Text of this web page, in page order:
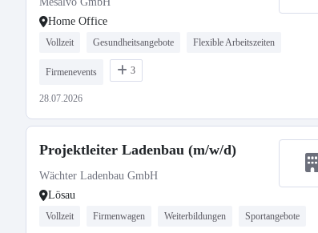
Home Office
Vollzeit Gesundheitsangebote Flexible Arbeitszeiten
Firmenevents 3
28.07.2026
Projektleiter Ladenbau (m/w/d)
Wächter Ladenbau GmbH
Lösau
Vollzeit Firmenwagen Weiterbildungen Sportangebote